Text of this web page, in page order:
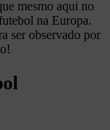
mesmo aqui no
na Europa.
ser observado por